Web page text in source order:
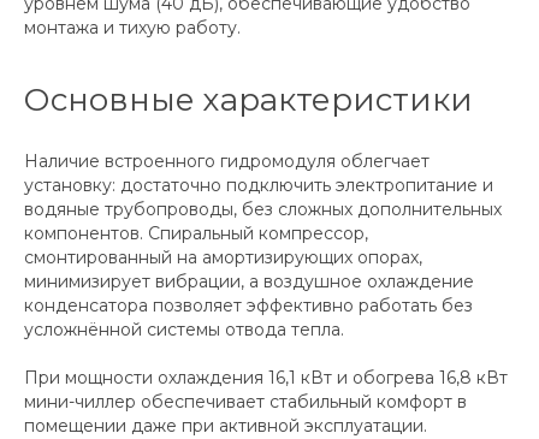
монтажа и тихую работу.
Основные характеристики
Наличие встроенного гидромодуля облегчает
установку: достаточно подключить электропитание и
водяные трубопроводы, без сложных дополнительных
компонентов. Спиральный компрессор,
смонтированный на амортизирующих опорах,
минимизирует вибрации, а воздушное охлаждение
конденсатора позволяет эффективно работать без
усложнённой системы отвода тепла.
При мощности охлаждения 16,1 кВт и обогрева 16,8 кВт
мини-чиллер обеспечивает стабильный комфорт в
помещении даже при активной эксплуатации.